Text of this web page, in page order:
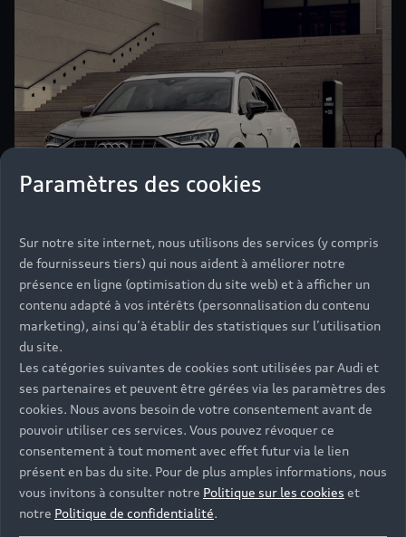
Pour les véhicules hybrides
rechargeables
Une voiture hybride rechargeable est concernée par
la prime à la conversion si elle émet moins de 50
g/km de CO2, si son autonomie électrique est de
plus de 50 km et son prix inférieur à 60 000 euros.
Le montant de la prime peut être de 2 500 ou 5 000
euros.
Paramètres des cookies
Sur notre site internet, nous utilisons des services (y compris
de fournisseurs tiers) qui nous aident à améliorer notre
présence en ligne (optimisation du site web) et à afficher un
contenu adapté à vos intérêts (personnalisation du contenu
marketing), ainsi qu’à établir des statistiques sur l’utilisation
du site.
Les catégories suivantes de cookies sont utilisées par Audi et
ses partenaires et peuvent être gérées via les paramètres des
cookies. Nous avons besoin de votre consentement avant de
pouvoir utiliser ces services. Vous pouvez révoquer ce
consentement à tout moment avec effet futur via le lien
présent en bas du site. Pour de plus amples informations, nous
vous invitons à consulter notre Politique sur les cookies et
notre Politique de confidentialité.